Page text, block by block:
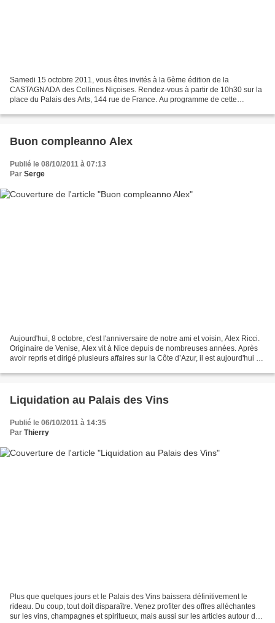
Samedi 15 octobre 2011, vous êtes invités à la 6ème édition de la
CASTAGNADA des Collines Niçoises. Rendez-vous à partir de 10h30 sur la
place du Palais des Arts, 144 rue de France. Au programme de cette
Buon compleanno Alex
Publié le 08/10/2011 à 07:13
Par Serge
Aujourd'hui, 8 octobre, c'est l'anniversaire de notre ami et voisin, Alex Ricci.
Originaire de Venise, Alex vit à Nice depuis de nombreuses années. Après
avoir repris et dirigé plusieurs affaires sur la Côte d’Azur, il est aujourd'hui à
Liquidation au Palais des Vins
Publié le 06/10/2011 à 14:35
Par Thierry
Plus que quelques jours et le Palais des Vins baissera définitivement le
rideau. Du coup, tout doit disparaître. Venez profiter des offres alléchantes
sur les vins, champagnes et spiritueux, mais aussi sur les articles autour du